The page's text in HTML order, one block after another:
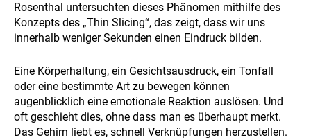
Rosenthal untersuchten dieses Phänomen mithilfe des
Konzepts des „Thin Slicing“, das zeigt, dass wir uns
innerhalb weniger Sekunden einen Eindruck bilden.
Eine Körperhaltung, ein Gesichtsausdruck, ein Tonfall
oder eine bestimmte Art zu bewegen können
augenblicklich eine emotionale Reaktion auslösen. Und
oft geschieht dies, ohne dass man es überhaupt merkt.
Das Gehirn liebt es, schnell Verknüpfungen herzustellen.